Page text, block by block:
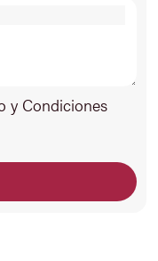
y Condiciones